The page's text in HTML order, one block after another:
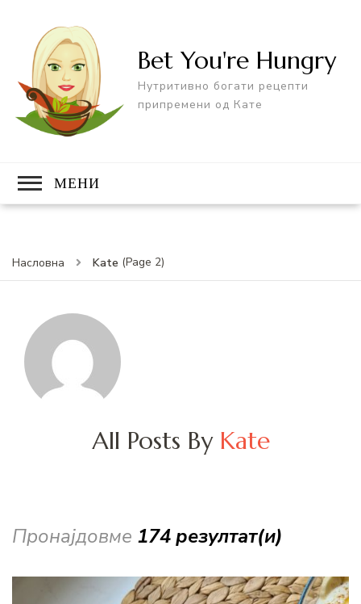
Bet You're Hungry
Нутритивно богати рецепти
припремени од Кате
МЕНИ
Насловна Kate (Page 2)
All Posts By Kate
Пронајдовме 174 резултат(и)